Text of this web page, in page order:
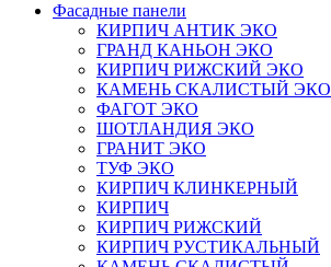
Фасадные панели
КИРПИЧ АНТИК ЭКО
ГРАНД КАНЬОН ЭКО
КИРПИЧ РИЖСКИЙ ЭКО
КАМЕНЬ СКАЛИСТЫЙ ЭКО
ФАГОТ ЭКО
ШОТЛАНДИЯ ЭКО
ГРАНИТ ЭКО
ТУФ ЭКО
КИРПИЧ КЛИНКЕРНЫЙ
КИРПИЧ
КИРПИЧ РИЖСКИЙ
КИРПИЧ РУСТИКАЛЬНЫЙ